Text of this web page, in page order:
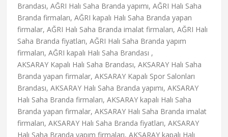
Brandası, AĞRI Halı Saha Branda yapımı, AĞRI Halı Saha
Branda firmaları, AĞRI kapalı Halı Saha Branda yapan
firmalar, AĞRI Halı Saha Branda imalat firmaları, AĞRI Halı
Saha Branda fiyatları, AĞRI Halı Saha Branda yapım
firmaları, AĞRI kapalı Halı Saha Brandası ,
AKSARAY Kapalı Halı Saha Brandası, AKSARAY Halı Saha
Branda yapan firmalar, AKSARAY Kapalı Spor Salonları
Brandası, AKSARAY Halı Saha Branda yapımı, AKSARAY
Halı Saha Branda firmaları, AKSARAY kapalı Halı Saha
Branda yapan firmalar, AKSARAY Halı Saha Branda imalat
firmaları, AKSARAY Halı Saha Branda fiyatları, AKSARAY
Halı Saha Branda yapım firmaları, AKSARAY kapalı Halı